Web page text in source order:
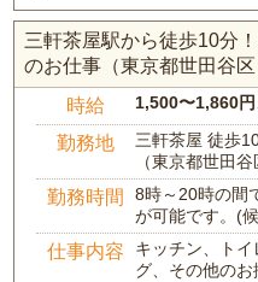
三軒茶屋駅から徒歩10分
のお仕事（東京都世田谷区
時給 1,500〜1,860円
勤務地
三軒茶屋 徒歩
（東京都世田谷
勤務時間
8時～20時の間
が可能です。(
仕事内容
キッチン、ト
グ、その他のお